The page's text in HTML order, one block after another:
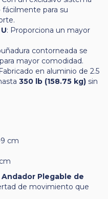
para su
: Proporciona un mayor
contorneada se
mayor comodidad.
en aluminio de 2.5
350 lb (158.75 kg) sin
cm
Andador Plegable de
de movimiento que